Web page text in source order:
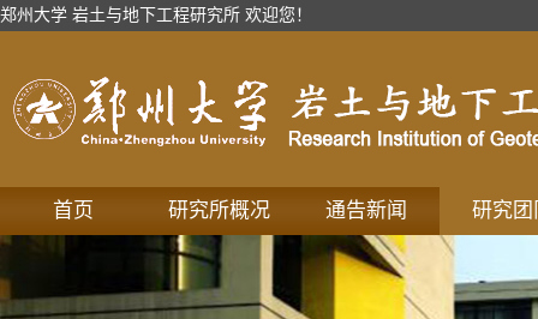
郑州大学 岩土与地下工程研究所 欢迎您！
首页 研究所概况 通告新闻 研究团